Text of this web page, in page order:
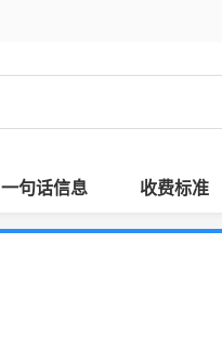
一句话信息 收费标准